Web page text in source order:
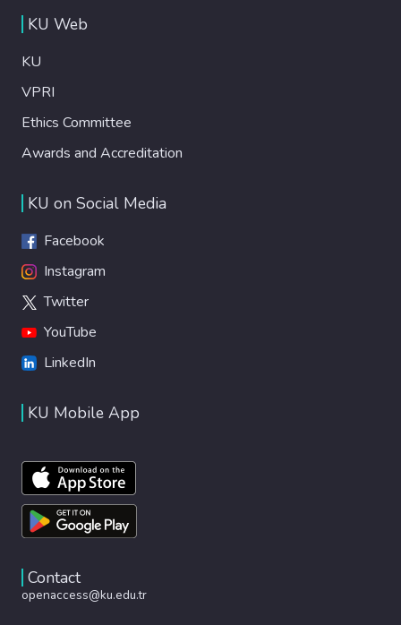
KU Web
KU
VPRI
Ethics Committee
Awards and Accreditation
KU on Social Media
Facebook
Instagram
Twitter
YouTube
LinkedIn
KU Mobile App
Contact
openaccess@ku.edu.tr